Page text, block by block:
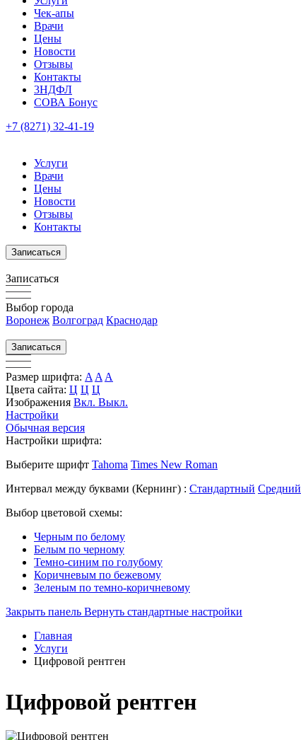
Чек-апы
Врачи
Цены
Новости
Отзывы
Контакты
3НДФЛ
СОВА Бонус
+7 (8271) 32-41-19
Услуги
Врачи
Цены
Новости
Отзывы
Контакты
Записаться
Записаться
Выбор города
Воронеж Волгоград Краснодар
Записаться
Размер шрифта: A A A
Цвета сайта: Ц Ц Ц
Изображения Вкл. Выкл.
Настройки
Обычная версия
Настройки шрифта:
Выберите шрифт Tahoma Times New Roman
Интервал между буквами (Кернинг) : Стандартный Средний
Выбор цветовой схемы:
Черным по белому
Белым по черному
Темно-синим по голубому
Коричневым по бежевому
Зеленым по темно-коричневому
Закрыть панель Вернуть стандартные настройки
Главная
Услуги
Цифровой рентген
Цифровой рентген